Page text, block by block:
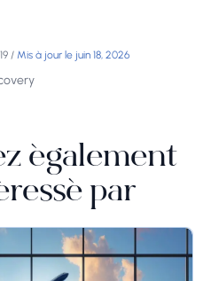
/ Mis à jour le juin 18, 2026
également
par